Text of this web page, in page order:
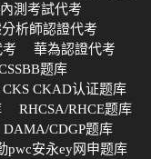
測考試代考
析師認證代考
考
華為認證代考
题库
CKAD认证题库
RHCSA/RHCE题库
DAMA/CDGP题库
pwc安永ey网申题库